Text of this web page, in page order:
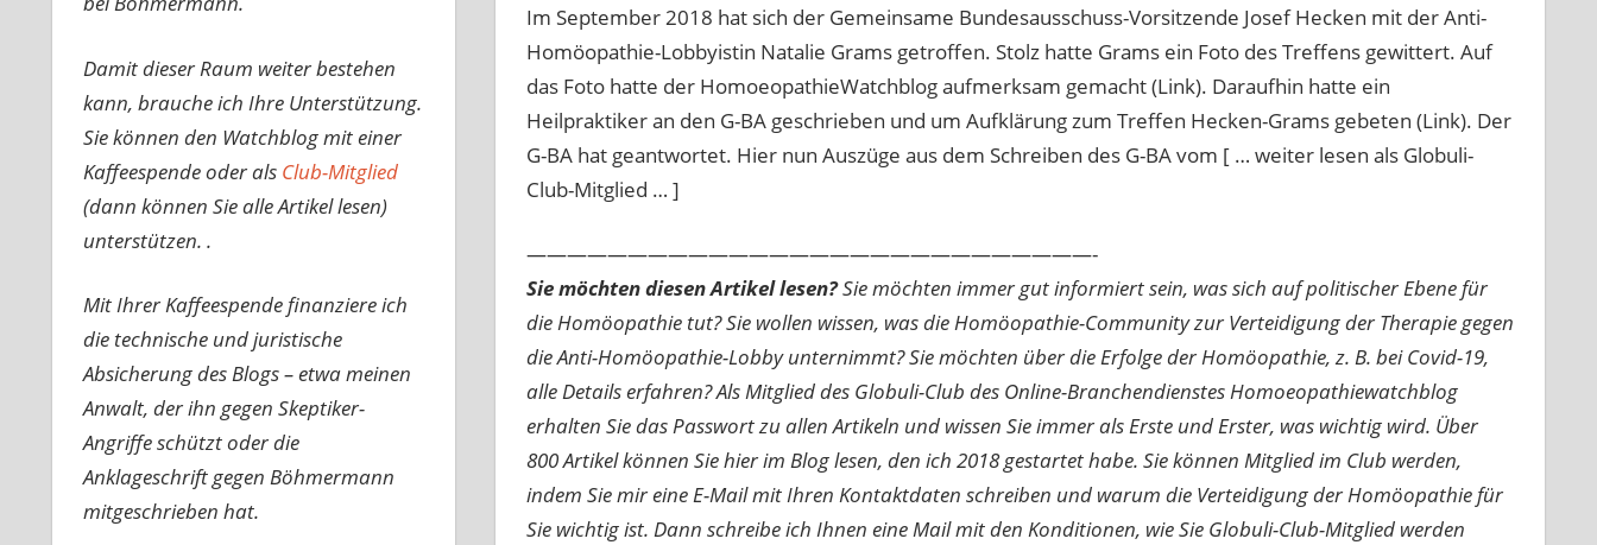
Im September 2018 hat sich der Gemeinsame Bundesausschuss-Vorsitzende Josef Hecken mit der Anti-
Homöopathie-Lobbyistin Natalie Grams getroffen. Stolz hatte Grams ein Foto des Treffens gewittert. Auf
das Foto hatte der HomoeopathieWatchblog aufmerksam gemacht (Link). Daraufhin hatte ein
Heilpraktiker an den G-BA geschrieben und um Aufklärung zum Treffen Hecken-Grams gebeten (Link). Der
G-BA hat geantwortet. Hier nun Auszüge aus dem Schreiben des G-BA vom [ … weiter lesen als Globuli-
Club-Mitglied … ]
————————————————————————————-
Sie möchten diesen Artikel lesen?Sie möchten immer gut informiert sein, was sich auf politischer Ebene für
die Homöopathie tut? Sie wollen wissen, was die Homöopathie-Community zur Verteidigung der Therapie gegen
die Anti-Homöopathie-Lobby unternimmt? Sie möchten über die Erfolge der Homöopathie, z. B. bei Covid-19,
alle Details erfahren? Als Mitglied des Globuli-Club des Online-Branchendienstes Homoeopathiewatchblog
erhalten Sie das Passwort zu allen Artikeln und wissen Sie immer als Erste und Erster, was wichtig wird. Über
800 Artikel können Sie hier im Blog lesen, den ich 2018 gestartet habe. Sie können Mitglied im Club werden,
indem Sie mir eine E-Mail mit Ihren Kontaktdaten schreiben und warum die Verteidigung der Homöopathie für
Sie wichtig ist. Dann schreibe ich Ihnen eine Mail mit den Konditionen, wie Sie Globuli-Club-Mitglied werden
Damit dieser Raum weiter bestehen
kann, brauche ich Ihre Unterstützung.
Sie können den Watchblog mit einer
Kaffeespende oder als Club-Mitglied
(dann können Sie alle Artikel lesen)
unterstützen. .
Mit Ihrer Kaffeespende finanziere ich
die technische und juristische
Absicherung des Blogs – etwa meinen
Anwalt, der ihn gegen Skeptiker-
Angriffe schützt oder die
Anklageschrift gegen Böhmermann
mitgeschrieben hat.